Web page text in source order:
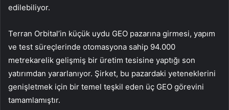
edilebiliyor.
Terran Orbital’in küçük uydu GEO pazarına girmesi, yapım
ve test süreçlerinde otomasyona sahip 94.000
metrekarelik gelişmiş bir üretim tesisine yaptığı son
yatırımdan yararlanıyor. Şirket, bu pazardaki yeteneklerini
genişletmek için bir temel teşkil eden üç GEO görevini
tamamlamıştır.